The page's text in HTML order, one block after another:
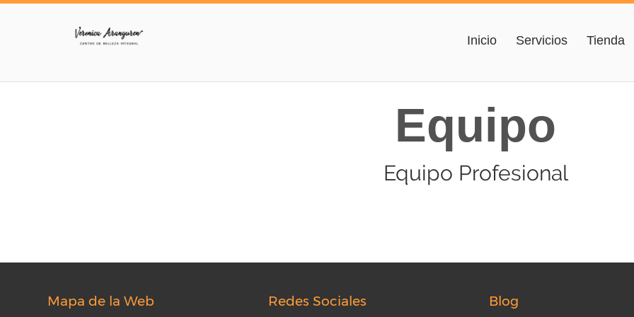
Inicio Servicios Tienda
Equipo
Equipo Profesional
Mapa de la Web Redes Sociales Blog